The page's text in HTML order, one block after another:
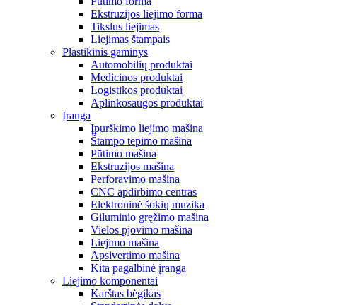
Ekstruzijos liejimo forma
Tikslus liejimas
Liejimas štampais
Plastikinis gaminys
Automobilių produktai
Medicinos produktai
Logistikos produktai
Aplinkosaugos produktai
Įranga
Įpurškimo liejimo mašina
Štampo tepimo mašina
Pūtimo mašina
Ekstruzijos mašina
Perforavimo mašina
CNC apdirbimo centras
Elektroninė šokių muzika
Giluminio gręžimo mašina
Vielos pjovimo mašina
Liejimo mašina
Apsivertimo mašina
Kita pagalbinė įranga
Liejimo komponentai
Karštas bėgikas